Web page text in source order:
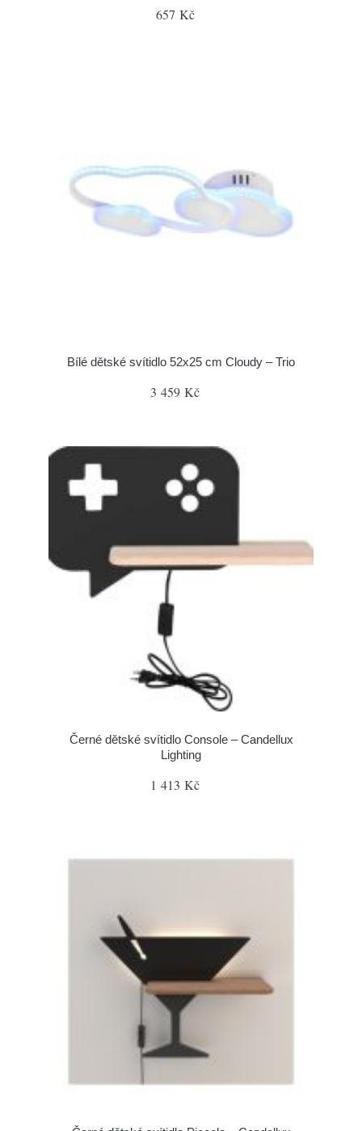
657 Kč
Bílé dětské svítidlo 52x25 cm Cloudy – Trio
3 459 Kč
Černé dětské svítidlo Console – Candellux
Lighting
1 413 Kč